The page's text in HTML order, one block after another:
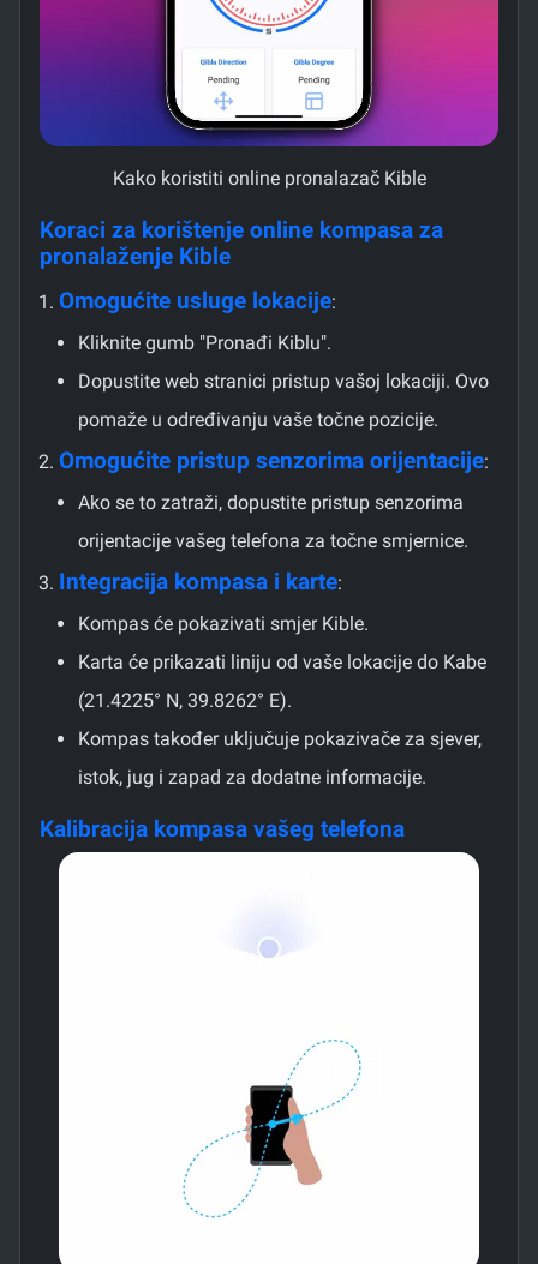
Kako koristiti online pronalazač Kible
Koraci za korištenje online kompasa za
pronalaženje Kible
Omogućite usluge lokacije:
Kliknite gumb "Pronađi Kiblu".
Dopustite web stranici pristup vašoj lokaciji. Ovo
pomaže u određivanju vaše točne pozicije.
Omogućite pristup senzorima orijentacije:
Ako se to zatraži, dopustite pristup senzorima
orijentacije vašeg telefona za točne smjernice.
Integracija kompasa i karte:
Kompas će pokazivati smjer Kible.
Karta će prikazati liniju od vaše lokacije do Kabe
(21.4225° N, 39.8262° E).
Kompas također uključuje pokazivače za sjever,
istok, jug i zapad za dodatne informacije.
Kalibracija kompasa vašeg telefona